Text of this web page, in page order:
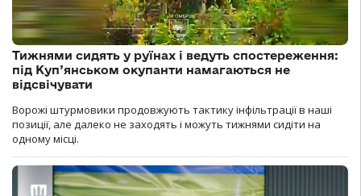
Тижнями сидять у руїнах і ведуть спостереження:
під Куп’янськом окупанти намагаються не
відсвічувати
Ворожі штурмовики продовжують тактику інфільтрації в наші
позиції, але далеко не заходять і можуть тижнями сидіти на
одному місці.